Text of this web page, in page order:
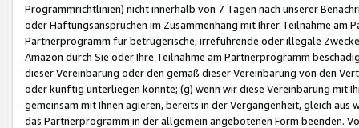
Programmrichtlinien) nicht innerhalb von 7 Tagen nach unserer
oder Haftungsansprüchen im Zusammenhang mit Ihrer Teilnahme am
Partnerprogramm für betrügerische, irreführende oder illegale
Amazon durch Sie oder Ihre Teilnahme am Partnerprogramm
dieser Vereinbarung oder den gemäß dieser Vereinbarung von den
oder künftig unterliegen könnte; (g) wenn wir diese Vereinbarung mit
gemeinsam mit Ihnen agieren, bereits in der Vergangenheit, gleich
das Partnerprogramm in der allgemein angebotenen Form beenden.